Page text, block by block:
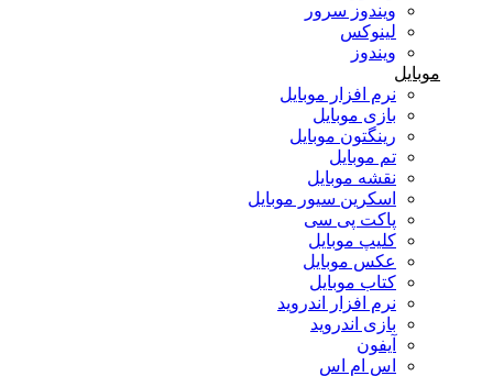
ویندوز سرور
لینوکس
ویندوز
موبایل
نرم افزار موبایل
بازی موبایل
رینگتون موبایل
تم موبایل
نقشه موبایل
اسکرین سیور موبایل
پاکت پی سی
کلیپ موبایل
عکس موبایل
کتاب موبایل
نرم افزار اندروید
بازی اندروید
آیفون
اس ام اس